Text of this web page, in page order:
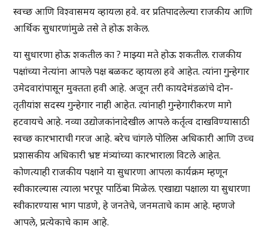
स्वच्छ आणि विश्वासमय व्हायला हवे. वर प्रतिपादलेल्या राजकीय आणि
आर्थिक सुधारणांमुळे तसे ते होऊ शकेल.
या सुधारणा होऊ शकतील का ? माझ्या मते होऊ शकतील. राजकीय
पक्षांच्या नेत्यांना आपले पक्ष बळकट व्हायला हवे आहेत. त्यांना गुन्हेगार
उमेदवारांपासून मुक्तता हवी आहे. अजून तरी कायदेमंडळांचे दोन-
तृतीयांश सदस्य गुन्हेगार नाही आहेत. त्यांनाही गुन्हेगारीकरण मागे
हटवायचे आहे. नव्या उद्योजकांनादेखील आपले कर्तृत्व दाखविण्यासाठी
स्वच्छ कारभाराची गरज आहे. बरेच चांगले पोलिस अधिकारी आणि उच्च
प्रशासकीय अधिकारी भ्रष्ट मंत्र्यांच्या कारभाराला विटले आहेत.
कोणत्याही राजकीय पक्षाने या सुधारणा आपला कार्यक्रम म्हणून
स्वीकारल्यास त्याला भरपूर पाठिंबा मिळेल. एखाद्या पक्षाला या सुधारणा
स्वीकारण्यास भाग पाडणे, हे जनतेचे, जनमताचे काम आहे. म्हणजे
आपले, प्रत्येकाचे काम आहे.